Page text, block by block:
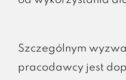
Szczególnym
pracodawcy jest